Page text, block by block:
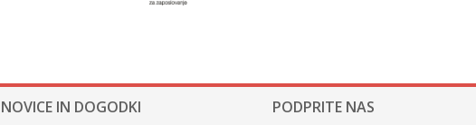
NOVICE IN DOGODKI PODPRITE NAS